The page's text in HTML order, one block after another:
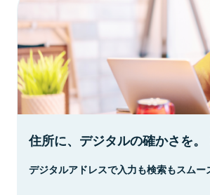
住所に、デジタルの確かさを。
デジタルアドレスで入力も検索もスムー